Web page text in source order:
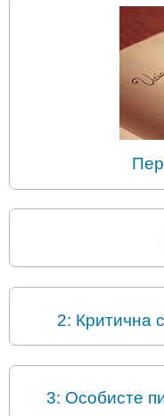
2: Критична
3: Особисте